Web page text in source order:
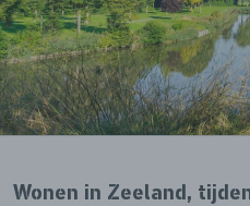
Wonen in Zeeland,